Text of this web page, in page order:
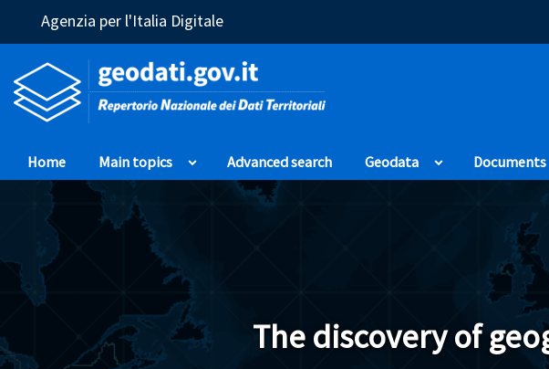
Agenzia per l'Italia Digitale(Opens in a new window)
Home Main topics Advanced search Geodata Documents
The discovery of